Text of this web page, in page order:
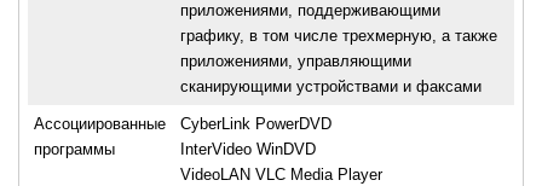
приложениями, поддерживающими
графику, в том числе трехмерную, а также
приложениями, управляющими
сканирующими устройствами и факсами
Ассоциированные
программы
CyberLink PowerDVD
InterVideo WinDVD
VideoLAN VLC Media Player